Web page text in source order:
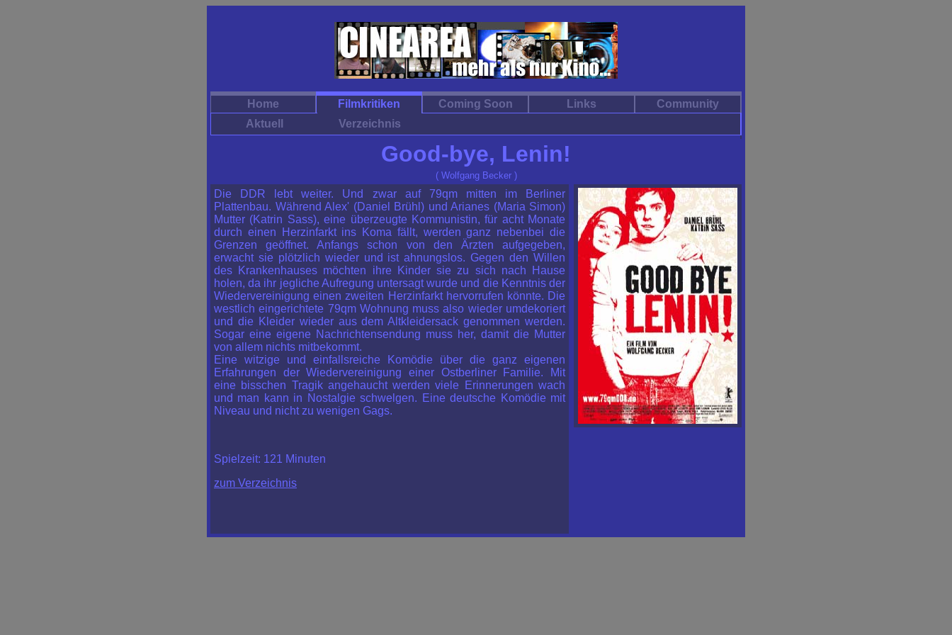
Home Filmkritiken Coming Soon Links
Community
Aktuell
Verzeichnis
Good-bye, Lenin!
( Wolfgang Becker )
Die DDR lebt weiter. Und zwar auf 79qm mitten im Berliner
Plattenbau. Während Alex' (Daniel Brühl) und Arianes (Maria Simon)
Mutter (Katrin Sass), eine überzeugte Kommunistin, für acht Monate
durch einen Herzinfarkt ins Koma fällt, werden ganz nebenbei die
Grenzen geöffnet. Anfangs schon von den Ärzten aufgegeben,
erwacht sie plötzlich wieder und ist ahnungslos. Gegen den Willen
des Krankenhauses möchten ihre Kinder sie zu sich nach Hause
holen, da ihr jegliche Aufregung untersagt wurde und die Kenntnis der
Wiedervereinigung einen zweiten Herzinfarkt hervorrufen könnte. Die
westlich eingerichtete 79qm Wohnung muss also wieder umdekoriert
und die Kleider wieder aus dem Altkleidersack genommen werden.
Sogar eine eigene Nachrichtensendung muss her, damit die Mutter
von allem nichts mitbekommt.
Eine witzige und einfallsreiche Komödie über die ganz eigenen
Erfahrungen der Wiedervereinigung einer Ostberliner Familie. Mit
eine bisschen Tragik angehaucht werden viele Erinnerungen wach
und man kann in Nostalgie schwelgen. Eine deutsche Komödie mit
Niveau und nicht zu wenigen Gags.
Spielzeit: 121 Minuten
zum Verzeichnis